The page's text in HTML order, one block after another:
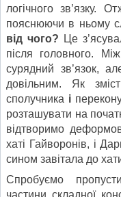
логічного зв’язку.
пояснюючи в ньому
від чого? Це
після головного.
сурядний зв’язок,
довільним. Як
сполучника і
розташувати на
відтворимо
хаті Гайворонів, і
сином завітала до
Спробуємо
частини складної